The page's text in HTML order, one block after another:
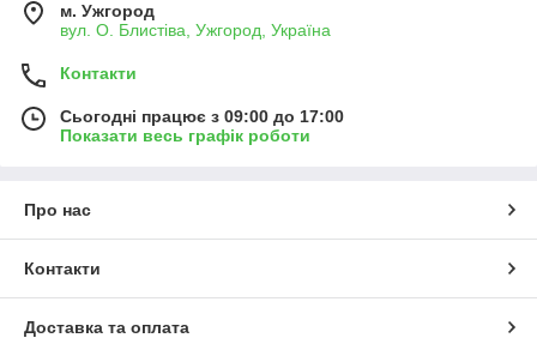
м. Ужгород
вул. О. Блистіва, Ужгород, Україна
Контакти
Сьогодні працює з 09:00 до 17:00
Показати весь графік роботи
Про нас
Контакти
Доставка та оплата